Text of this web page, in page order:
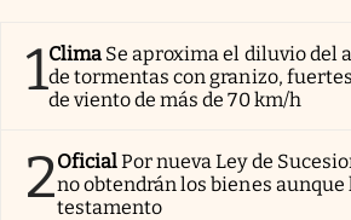
1Clima Se aproxima el diluvio del
de tormentas con granizo,
de viento de más de 70 km/h
2OficialPor nueva Ley de
no obtendrán los bienes
testamento